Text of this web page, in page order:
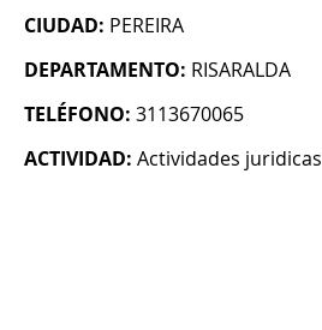
CIUDAD: PEREIRA
DEPARTAMENTO: RISARALDA
TELÉFONO: 3113670065
ACTIVIDAD: Actividades juridicas